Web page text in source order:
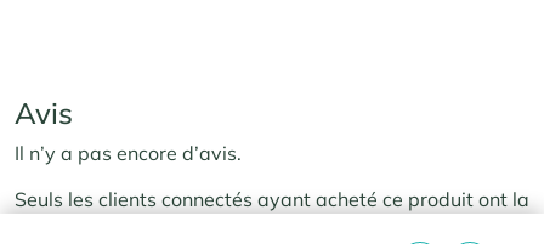
Avis
Il n’y a pas encore d’avis.
Seuls les clients connectés ayant acheté ce produit ont la